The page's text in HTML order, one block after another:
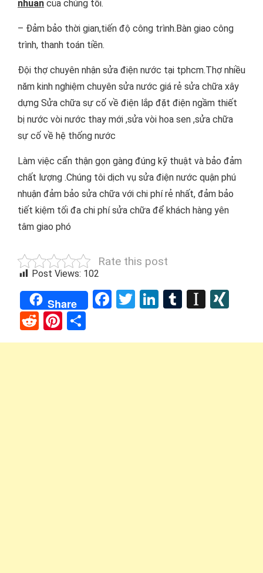
nhuan của chúng tôi.
– Đảm bảo thời gian,tiến độ công trình.Bàn giao công
trình, thanh toán tiền.
Đội thợ chuyên nhận sửa điện nước tại tphcm.Thợ nhiều
năm kinh nghiệm chuyên sửa nước giá rẻ sửa chữa xây
dựng Sửa chữa sự cố về điện lắp đặt điện ngầm thiết
bị nước vòi nước thay mới ,sửa vòi hoa sen ,sửa chữa
sự cố về hệ thống nước
Làm việc cẩn thận gọn gàng đúng kỹ thuật và bảo đảm
chất lượng .Chúng tôi dịch vụ sửa điện nước quận phú
nhuận đảm bảo sửa chữa với chi phí rẻ nhất, đảm bảo
tiết kiệm tối đa chi phí sửa chữa để khách hàng yên
tâm giao phó
Rate this post
Post Views: 102
Share Facebook
TwitterLinkedIn
Tumblr
RedditPinterest